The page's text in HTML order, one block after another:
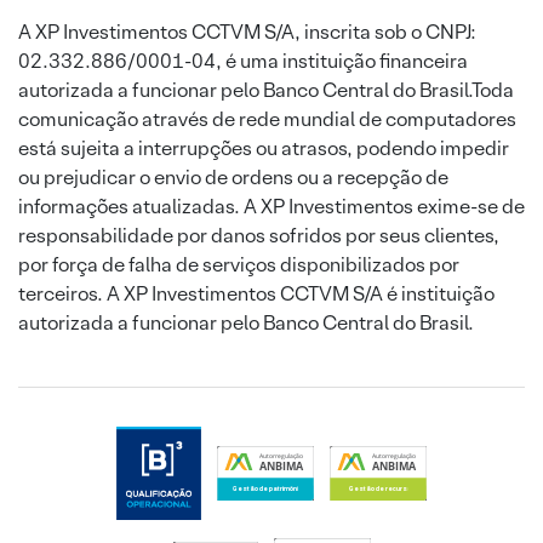
A XP Investimentos CCTVM S/A, inscrita sob o CNPJ:
02.332.886/0001-04, é uma instituição financeira
autorizada a funcionar pelo Banco Central do Brasil.Toda
comunicação através de rede mundial de computadores
está sujeita a interrupções ou atrasos, podendo impedir
ou prejudicar o envio de ordens ou a recepção de
informações atualizadas. A XP Investimentos exime-se de
responsabilidade por danos sofridos por seus clientes,
por força de falha de serviços disponibilizados por
terceiros. A XP Investimentos CCTVM S/A é instituição
autorizada a funcionar pelo Banco Central do Brasil.